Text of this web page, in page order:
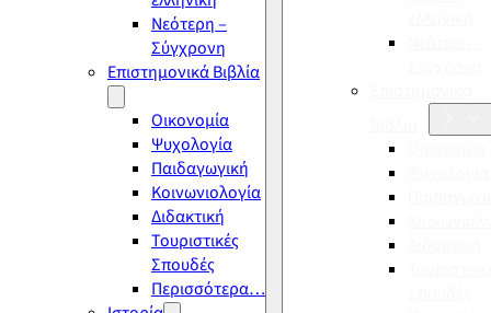
Νεότερη –
Σύγχρονη
Επιστημονικά Βιβλία
Οικονομία
Ψυχολογία
Παιδαγωγική
Κοινωνιολογία
Διδακτική
Τουριστικές
Σπουδές
Περισσότερα…